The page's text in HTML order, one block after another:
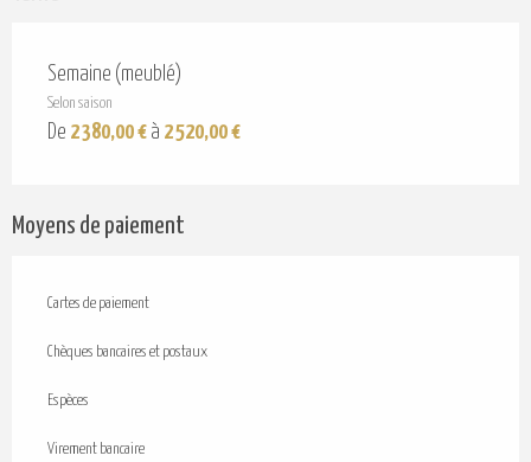
Semaine (meublé)
Selon saison
De 2 380,00 € à 2 520,00 €
Moyens de paiement
Cartes de paiement
Chèques bancaires et postaux
Espèces
Virement bancaire